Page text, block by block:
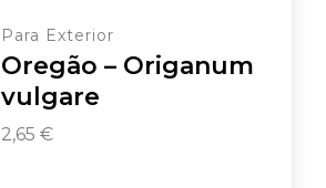
Para Exterior
Oregão – Origanum
vulgare
2,65€